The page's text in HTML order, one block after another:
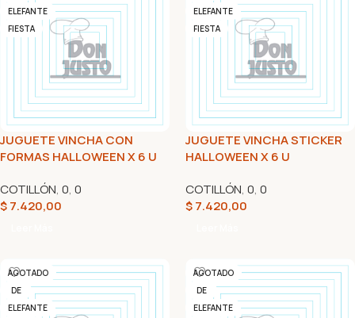
ELEFANTE
FIESTA
JUGUETE VINCHA CON
FORMAS HALLOWEEN X 6 U
COTILLÓN, 0, 0
$7.420,00
ELEFANTE
FIESTA
JUGUETE VINCHA STICKER
HALLOWEEN X 6 U
COTILLÓN, 0, 0
$7.420,00
AGOTADO
DE
ELEFANTE
AGOTADO
DE
ELEFANTE